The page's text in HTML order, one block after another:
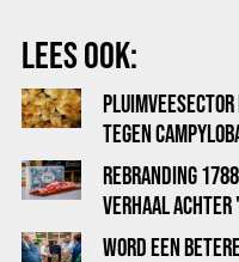
LEES OOK:
TEGEN
REBRANDING
VERHAAL
WORD EEN